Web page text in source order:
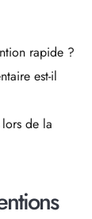
rapide ?
est-il
de la